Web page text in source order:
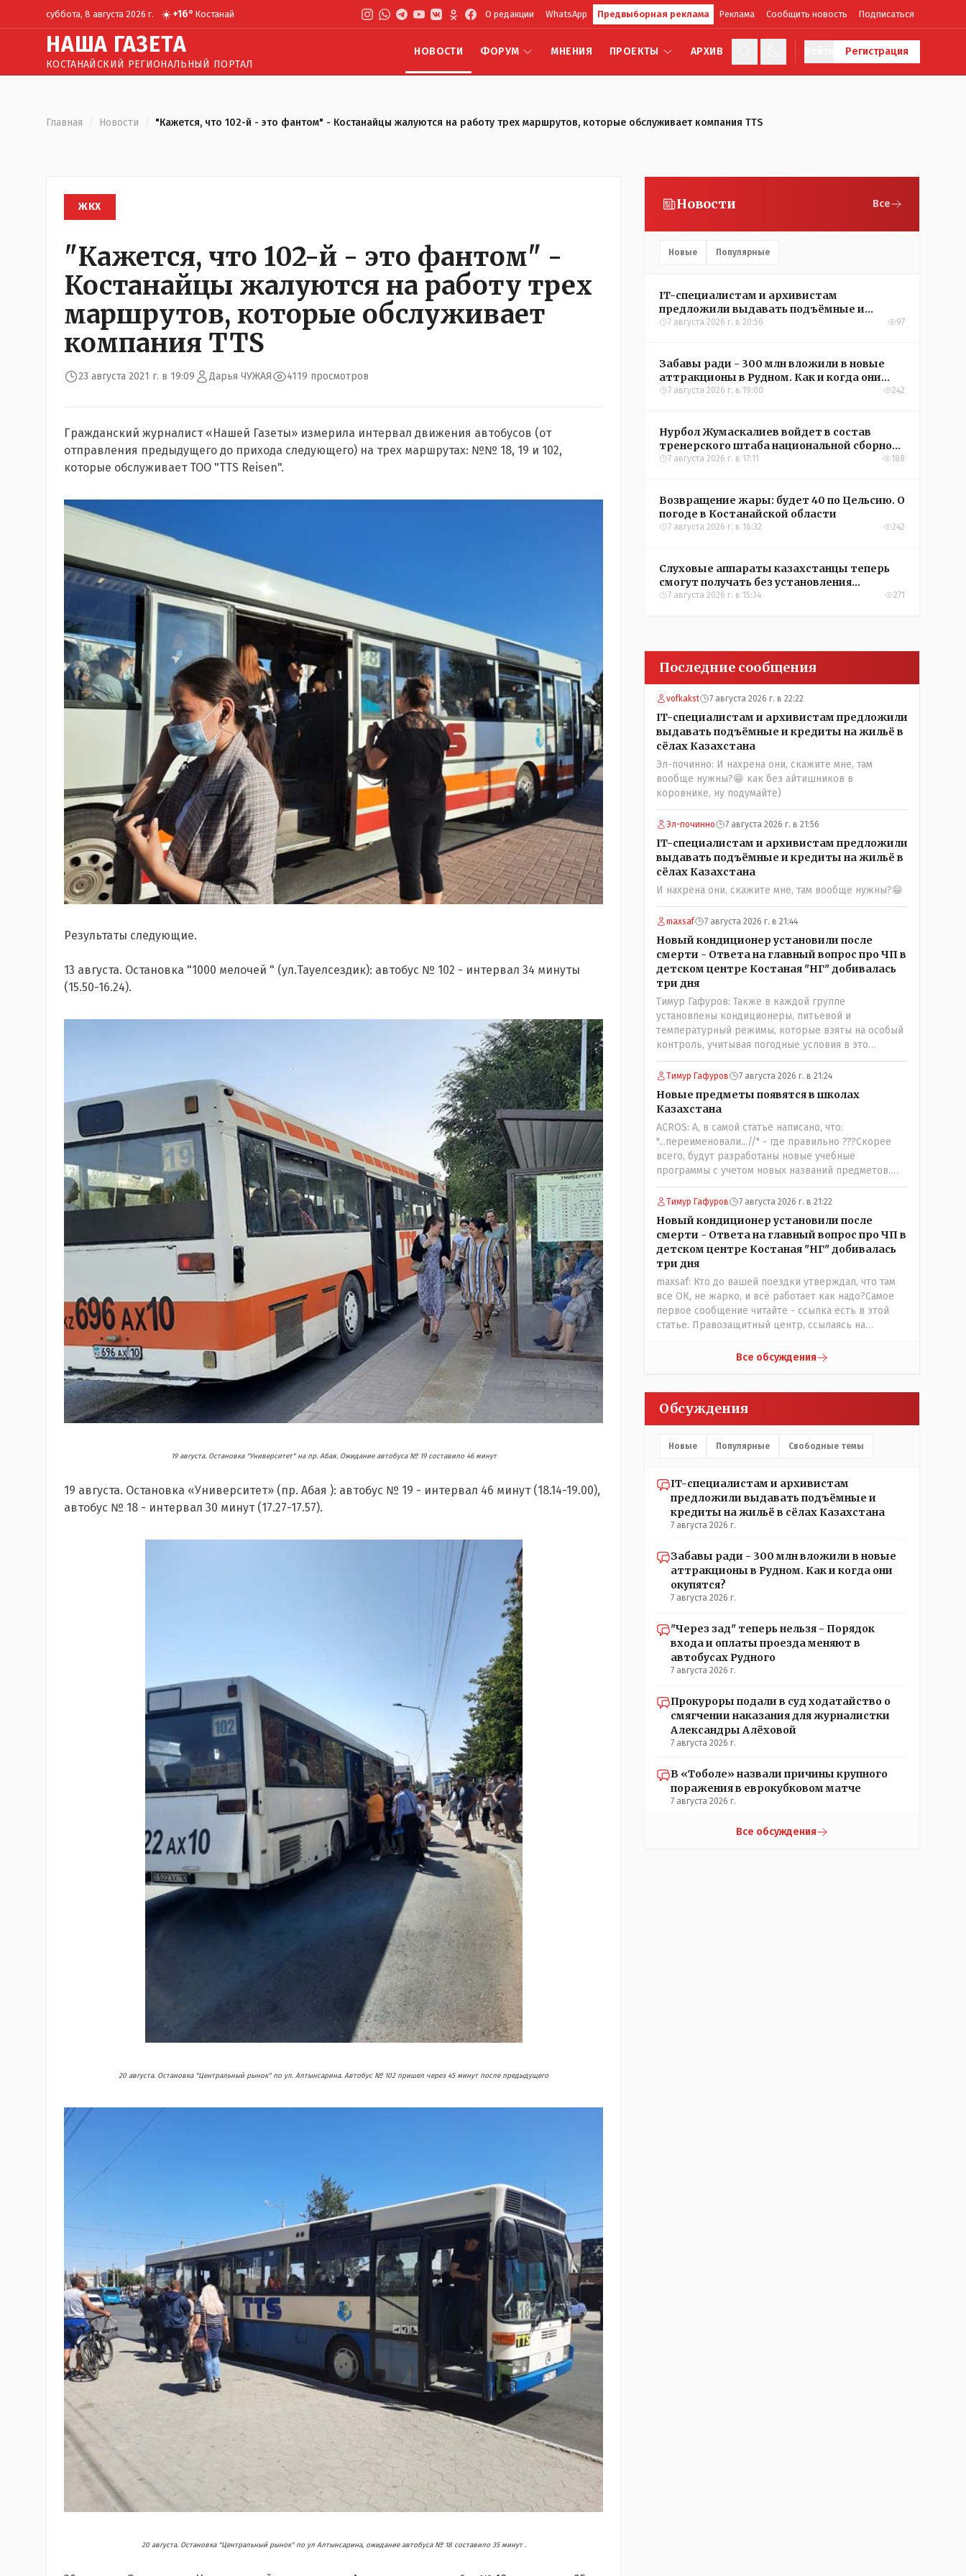
суббота, 8 августа 2026 г. ☀️+16° Костанай О редакции WhatsApp Предвыборная реклама Реклама Сообщить новость Подписаться
НАША ГАЗЕТА
КОСТАНАЙСКИЙ РЕГИОНАЛЬНЫЙ ПОРТАЛ
НОВОСТИ ФОРУМ МНЕНИЯ ПРОЕКТЫ АРХИВ Регистрация
Главная / Новости / "Кажется, что 102-й - это фантом" - Костанайцы жалуются на работу трех маршрутов, которые обслуживает компания TTS
ЖКХ
"Кажется, что 102-й - это фантом" -
Костанайцы жалуются на работу трех
маршрутов, которые обслуживает
компания TTS
23 августа 2021 г. в 19:09 Дарья ЧУЖАЯ 4119 просмотров
Гражданский журналист «Нашей Газеты» измерила интервал движения автобусов (от
отправления предыдущего до прихода следующего) на трех маршрутах: №№ 18, 19 и 102,
которые обслуживает ТОО "TTS Reisen".
Результаты следующие.
13 августа. Остановка "1000 мелочей " (ул.Тауелсездик): автобус № 102 - интервал 34 минуты
(15.50-16.24).
19 августа. Остановка "Университет" на пр. Абая. Ожидание автобуса № 19 составило 46 минут
19 августа. Остановка «Университет» (пр. Абая ): автобус № 19 - интервал 46 минут (18.14-19.00),
автобус № 18 - интервал 30 минут (17.27-17.57).
20 августа. Остановка "Центральный рынок" по ул. Алтынсарина. Автобус № 102 пришел через 45 минут после предыдущего
20 августа. Остановка "Центральный рынок" по ул Алтынсарина, ожидание автобуса № 18 составило 35 минут .
Новости Все
Новые Популярные
IT-специалистам и архивистам
предложили выдавать подъёмные и
кредиты на жильё в сёлах Казахстана
7 августа 2026 г. в 20:56 97
Забавы ради - 300 млн вложили в новые
аттракционы в Рудном. Как и когда они
окупятся?
7 августа 2026 г. в 19:00 242
Нурбол Жумаскалиев войдет в состав
тренерского штаба национальной сборной
Казахстана по футболу
7 августа 2026 г. в 17:11 188
Возвращение жары: будет 40 по Цельсию. О
погоде в Костанайской области
7 августа 2026 г. в 16:32 242
Слуховые аппараты казахстанцы теперь
смогут получать без установления
инвалидности
7 августа 2026 г. в 15:34 271
Последние сообщения
vofkakst 7 августа 2026 г. в 22:22
IT-специалистам и архивистам предложили
выдавать подъёмные и кредиты на жильё в
сёлах Казахстана
Эл-починно: И нахрена они, скажите мне, там
вообще нужны?😁 как без айтишников в
коровнике, ну подумайте)
Эл-починно 7 августа 2026 г. в 21:56
IT-специалистам и архивистам предложили
выдавать подъёмные и кредиты на жильё в
сёлах Казахстана
И нахрена они, скажите мне, там вообще нужны?😁
maxsaf 7 августа 2026 г. в 21:44
Новый кондиционер установили после
смерти - Ответа на главный вопрос про ЧП в
детском центре Костаная "НГ" добивалась
три дня
Тимур Гафуров: Также в каждой группе
установлены кондиционеры, питьевой и
температурный режимы, которые взяты на особый
контроль, учитывая погодные условия в это
лето.Мы решили. что это - противоречие. Вы
считаете иначе?Ну тут противоречия нет. Этот
трагедии, то есть 29 июля, когда спешно
установили и воду, и новые кондиционеры, и
впервые поставили температурный режим на
контроль. То есть первая часть - информация до
трагедии, вторая часть - информация после
трагедии, когда все уже было исправлено.
Тимур Гафуров 7 августа 2026 г. в 21:24
Новые предметы появятся в школах
Казахстана
ACROS: А, в самой статье написано, что:
"...переименовали...//" - где правильно ???Скорее
всего, будут разработаны новые учебные
программы с учетом новых названий предметов.
Так что предметы - новые. Хоть и
переименованные)
Тимур Гафуров 7 августа 2026 г. в 21:22
Новый кондиционер установили после
смерти - Ответа на главный вопрос про ЧП в
детском центре Костаная "НГ" добивалась
три дня
maxsaf: Кто до вашей поездки утверждал, что там
все ОК, не жарко, и всё работает как надо?Самое
первое сообщение читайте - ссылка есть в этой
статье. Правозащитный центр, ссылаясь на
чате, которые прислали ему в виде
времени их установили только в помещениях,
предназначенных для административно-
управленческого персонала. И Также в каждой
группе установлены кондиционеры, питьевой и
контроль, учитывая погодные условия в это лето.
Мы решили. что это - противоречие. Вы считаете
иначе?
Все обсуждения
Обсуждения
Новые Популярные Свободные темы
IT-специалистам и архивистам
предложили выдавать подъёмные и
кредиты на жильё в сёлах Казахстана
7 августа 2026 г.
Забавы ради - 300 млн вложили в новые
аттракционы в Рудном. Как и когда они
окупятся?
7 августа 2026 г.
"Через зад" теперь нельзя - Порядок
входа и оплаты проезда меняют в
автобусах Рудного
7 августа 2026 г.
Прокуроры подали в суд ходатайство о
смягчении наказания для журналистки
Александры Алёховой
7 августа 2026 г.
В «Тоболе» назвали причины крупного
поражения в еврокубковом матче
7 августа 2026 г.
Все обсуждения